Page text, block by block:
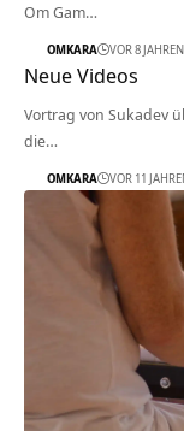
Om Gam…
OMKARA VOR 8 JAHREN
Neue Videos
Vortrag von Sukadev
die…
OMKARA VOR 11